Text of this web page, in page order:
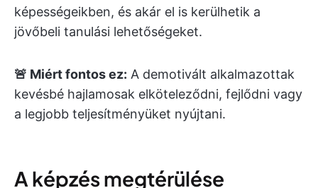
képességeikben, és akár el is kerülhetik a
jövőbeli tanulási lehetőségeket.
🚨 Miért fontos ez: A demotivált alkalmazottak
kevésbé hajlamosak elköteleződni, fejlődni vagy
a legjobb teljesítményüket nyújtani.
A képzés megtérülése